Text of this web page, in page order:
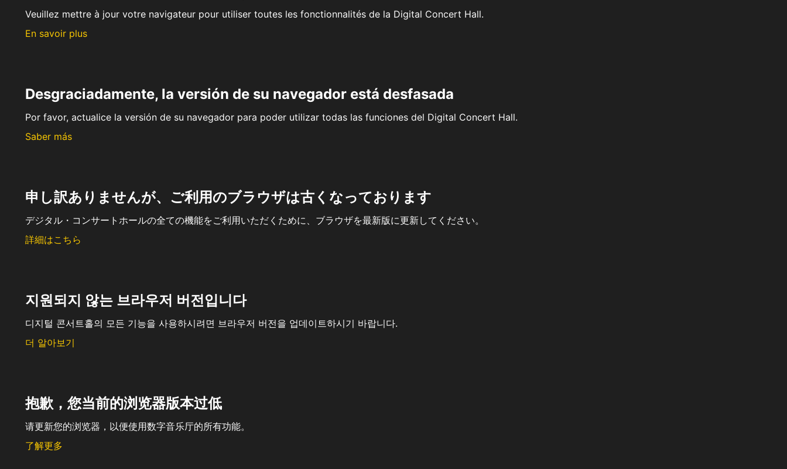
Veuillez mettre à jour votre navigateur pour utiliser toutes les fonctionnalités de la Digital Concert Hall.
En savoir plus
Desgraciadamente, la versión de su navegador está desfasada
Por favor, actualice la versión de su navegador para poder utilizar todas las funciones del Digital Concert Hall.
Saber más
申し訳ありませんが、ご利用のブラウザは古くなっております
デジタル・コンサートホールの全ての機能をご利用いただくために、ブラウザを最新版に更新してください。
詳細はこちら
지원되지 않는 브라우저 버전입니다
디지털 콘서트홀의 모든 기능을 사용하시려면 브라우저 버전을 업데이트하시기 바랍니다.
더 알아보기
抱歉，您当前的浏览器版本过低
请更新您的浏览器，以便使用数字音乐厅的所有功能。
了解更多